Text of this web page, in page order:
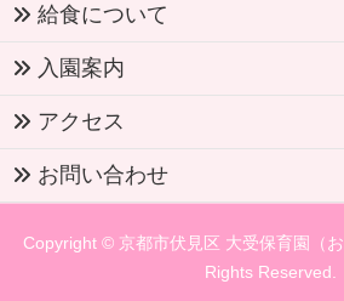
給食について
入園案内
アクセス
お問い合わせ
Copyright © 京都市伏見区 大受保育園（
Rights Reserved.